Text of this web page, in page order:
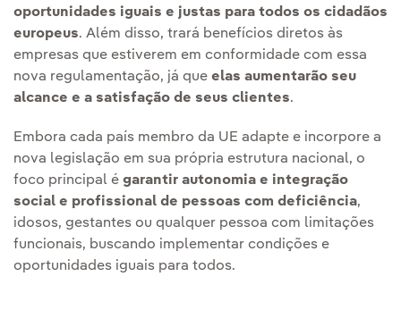
oportunidades iguais e justas para todos os cidadãos
europeus. Além disso, trará benefícios diretos às
empresas que estiverem em conformidade com essa
nova regulamentação, já que elas aumentarão seu
alcance e a satisfação de seus clientes.
Embora cada país membro da UE adapte e incorpore a
nova legislação em sua própria estrutura nacional, o
foco principal é garantir autonomia e integração
social e profissional de pessoas com deficiência,
idosos, gestantes ou qualquer pessoa com limitações
funcionais, buscando implementar condições e
oportunidades iguais para todos.